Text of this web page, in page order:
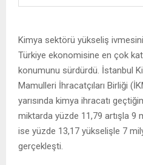
Kimya sektörü yükseliş ivmesini
Türkiye ekonomisine en çok
konumunu sürdürdü. İstanbul
Mamulleri İhracatçıları Birliği
yarısında kimya ihracatı
miktarda yüzde 11,79 artışla 9
ise yüzde 13,17 yükselişle 7
gerçekleşti.